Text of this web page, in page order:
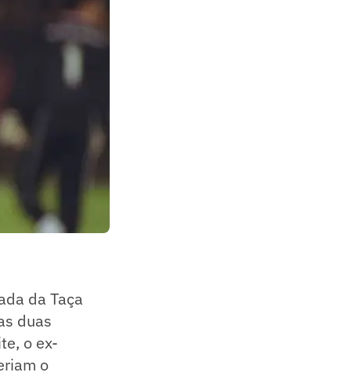
da Taça
duas
o ex-
o